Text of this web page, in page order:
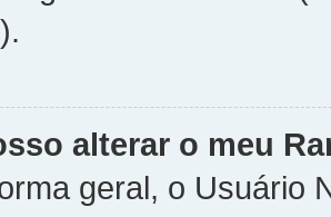
alterar o meu
geral, o Usuário